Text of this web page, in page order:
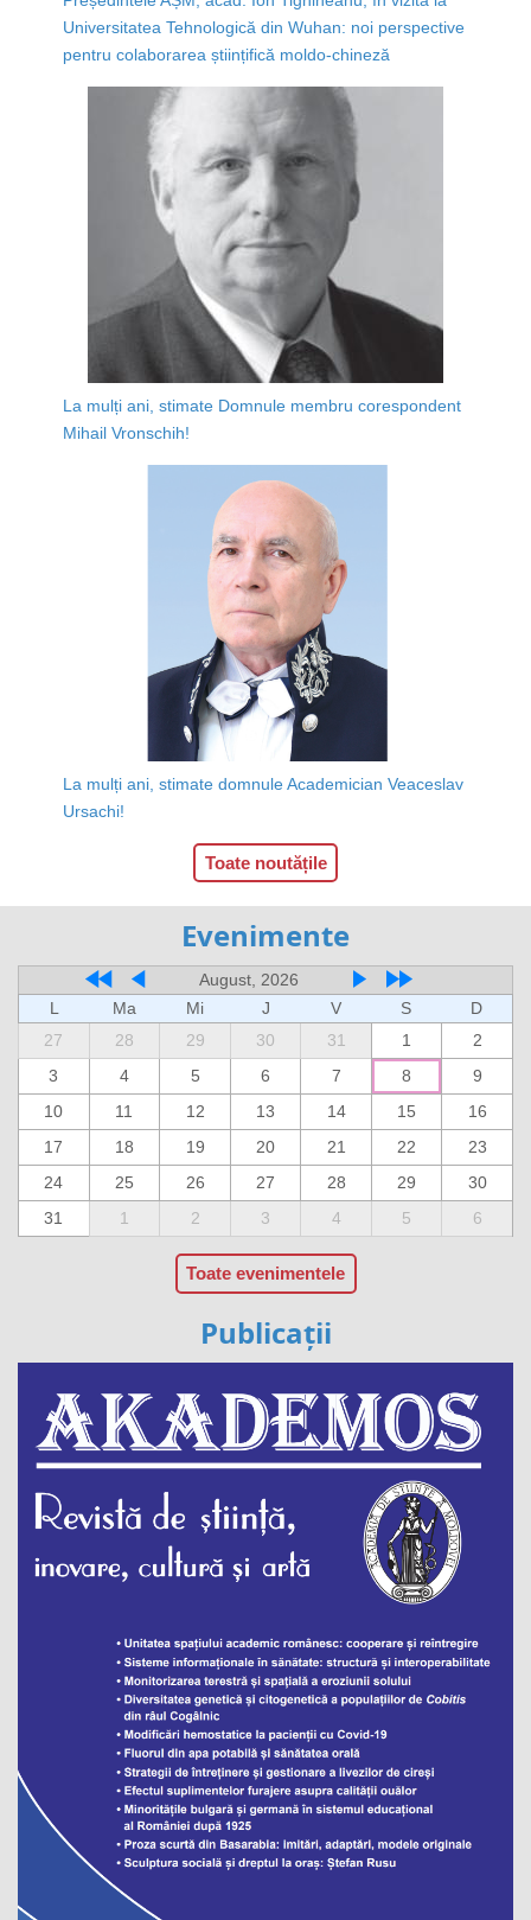
Universitatea Tehnologică din Wuhan: noi perspective
pentru colaborarea științifică moldo-chineză
La mulți ani, stimate Domnule membru corespondent
Mihail Vronschih!
La mulți ani, stimate domnule Academician Veaceslav
Ursachi!
Toate noutățile
Evenimente
August, 2026
L
Ma Mi J V S
D
27
28 29 30 31 1
2
3
4 5 6 7 8
9
10
11 12 13 14 15
16
17
18 19 20 21 22
23
24
25 26 27 28 29
30
31
1 2 3 4 5 6
Toate evenimentele
Publicații